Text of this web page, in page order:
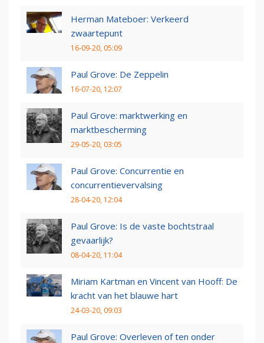
Herman Mateboer: Verkeerd
zwaartepunt
16-09-20, 05:09
Paul Grove: De Zeppelin
16-07-20, 12:07
Paul Grove: marktwerking en
marktbescherming
29-05-20, 03:05
Paul Grove: Concurrentie en
concurrentievervalsing
28-04-20, 12:04
Paul Grove: Is de vaste bochtstraal
gevaarlijk?
08-04-20, 11:04
Miriam Kartman en Vincent van Hooff: De
kracht van het blauwe hart
24-03-20, 09:03
Paul Grove: Overleven of ten onder